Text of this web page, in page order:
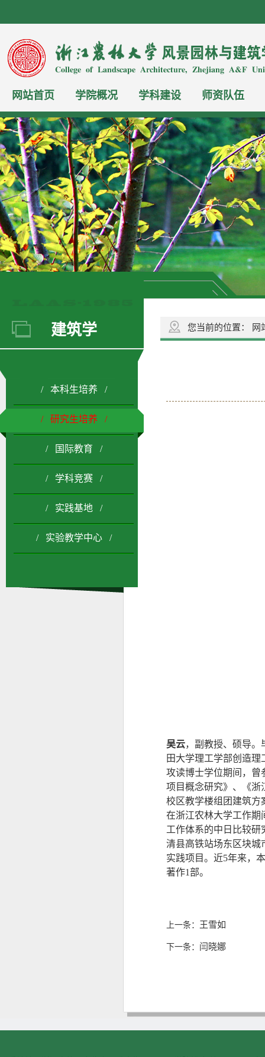
网站首页 学院概况 学科建设 师资队伍
建筑学
/ 本科生培养 /
/ 研究生培养 /
/ 国际教育 /
/ 学科竞赛 /
/ 实践基地 /
/ 实验教学中心 /
您当前的位置： 网
吴云，副教授、硕导。
田大学理工学部创造
攻读博士学位期间，曾
项目概念研究》、《浙
校区教学楼组团建筑方
在浙江农林大学工作期
工作体系的中日比较
清县高铁站场东区块城
实践项目。近5年来，
著作1部。
上一条： 王雪如
下一条： 闫晓娜